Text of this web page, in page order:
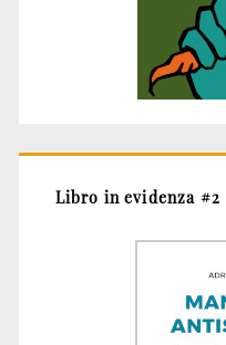
Libro in evidenza #2